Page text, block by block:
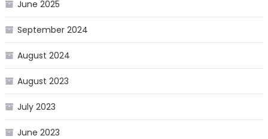
June 2025
September 2024
August 2024
August 2023
July 2023
June 2023